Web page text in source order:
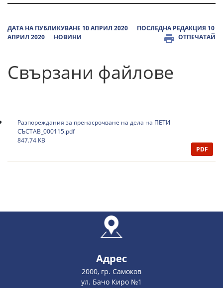
ДАТА НА ПУБЛИКУВАНЕ 10 АПРИЛ 2020
ПОСЛЕДНА РЕДАКЦИЯ 10
АПРИЛ 2020
НОВИНИ ОТПЕЧАТАЙ
Свързани файлове
Разпореждания за пренасрочване на дела на ПЕТИ
СЪСТАВ_000115.pdf
847.74 KB
PDF
Адрес
2000, гр. Самоков
ул. Бачо Киро №1